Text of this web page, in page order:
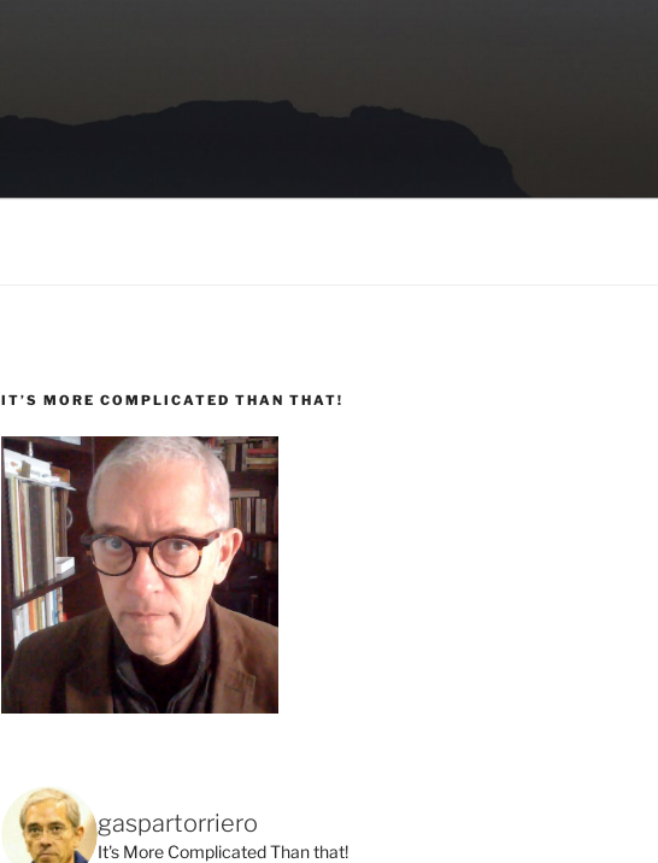
IT’S MORE COMPLICATED THAN THAT!
gaspartorriero
It's More Complicated Than that!